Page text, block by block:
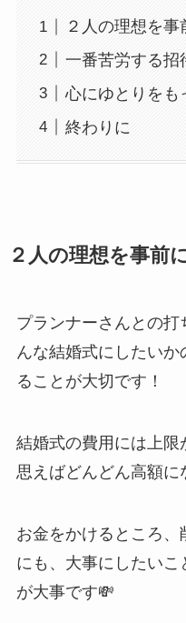
２人の理想を
一番苦労する招
心にゆとりをも
終わりに
２人の理想を事前
プランナーさんとの
んな結婚式にしたい
ることが大切です！
結婚式の費用には上限
思えばどんどん高額に
お金をかけるところ
にも、大事にしたい
が大事です💸